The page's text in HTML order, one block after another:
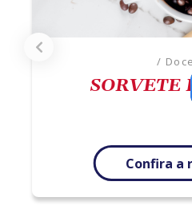
/
SORVETE
Confira a